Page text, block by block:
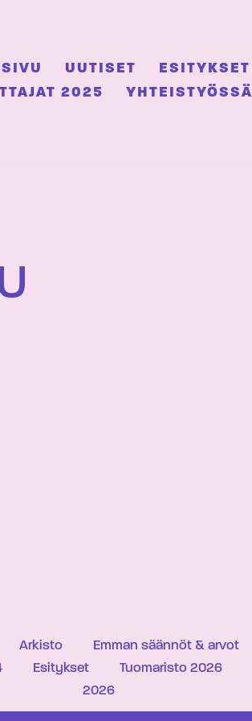
UUTISET ESITYKSET
2025
YHTEISTYÖSSÄ
Arkisto Emman säännöt & arvot
Esitykset Tuomaristo 2026
2026